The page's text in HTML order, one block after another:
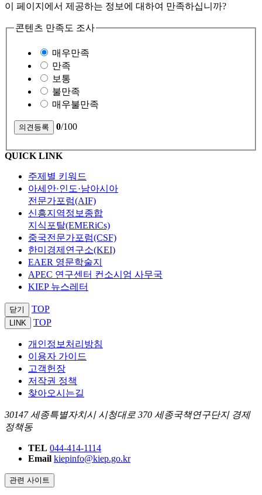
이 페이지에서 제공하는 정보에 대하여 만족하십니까?
콘텐츠 만족도 조사
매우만족
만족
보통
불만족
매우불만족
0/100
QUICK LINK
주제별 키워드
아세안·인도·남아시아
전문가포럼(AIF)
신흥지역정보종합
지식포탈(EMERiCs)
중국전문가포럼(CSF)
한미경제연구소(KEI)
EAER 영문학술지
APEC 연구센터 컨소시엄 사무국
KIEP 뉴스레터
닫기 TOP
LINK TOP
개인정보처리방침
이용자 가이드
고객헌장
저작권 정책
찾아오시는길
30147 세종특별자치시 시청대로 370 세종국책연구단지 경제
정책동
TEL 044-414-1114
Email kiepinfo@kiep.go.kr
관련 사이트